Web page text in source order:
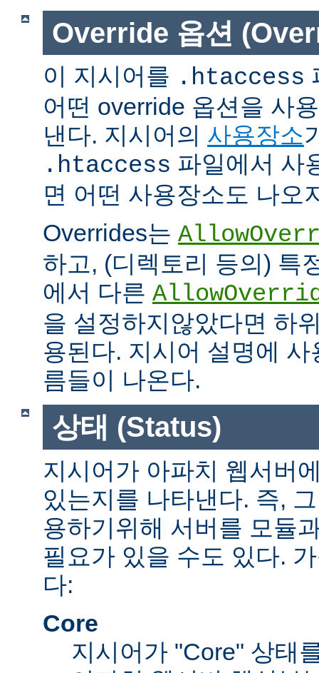
Override 옵션
이 지시어를 .htaccess
어떤 override 옵션을 사
낸다. 지시어의 사용장소
.htaccess 파일에서 사
면 어떤 사용장소도 나오
Overrides는
하고, (디렉토리 등의) 특
에서 다른
을 설정하지않았다면 하
용된다. 지시어 설명에
름들이 나온다.
상태 (Status)
지시어가 아파치 웹서버
있는지를 나타낸다. 즉,
용하기위해 서버를 모듈
필요가 있을 수도 있다.
다:
Core
지시어가 "Core" 상태